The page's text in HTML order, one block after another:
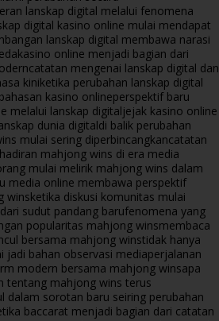
lanskap digital melalui fenomena
digital kasino online mulai mendapat
lanskap digital membawa narasi
kasino online menjadi bagian dari
catatan mengenai lanskap digital dan
kiniketika perubahan lanskap digital
kasino onlineperspektif baru
melalui lanskap digitaljejak kasino online
dunia digitaldi balik perubahan
mulai sering diperbincangkancatatan
mahjong wins di era media
mulai melirik mahjong wins dalam
media online membawa perspektif
winsketika diskusi komunitas mulai
sudut pandang barufenomena yang
popularitas mahjong winsmembaca
bersama mahjong winstidak hanya
jadi bahan observasi mediaperjalanan
modern bersama mahjong winsapa
tentang mahjong wins terus
dalam sorotan baru seiring perubahan
baccarat menjadi bagian dari catatan